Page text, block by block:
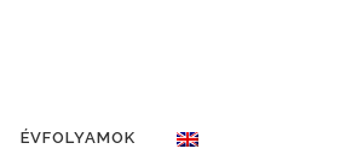
ÉVFOLYAMOK